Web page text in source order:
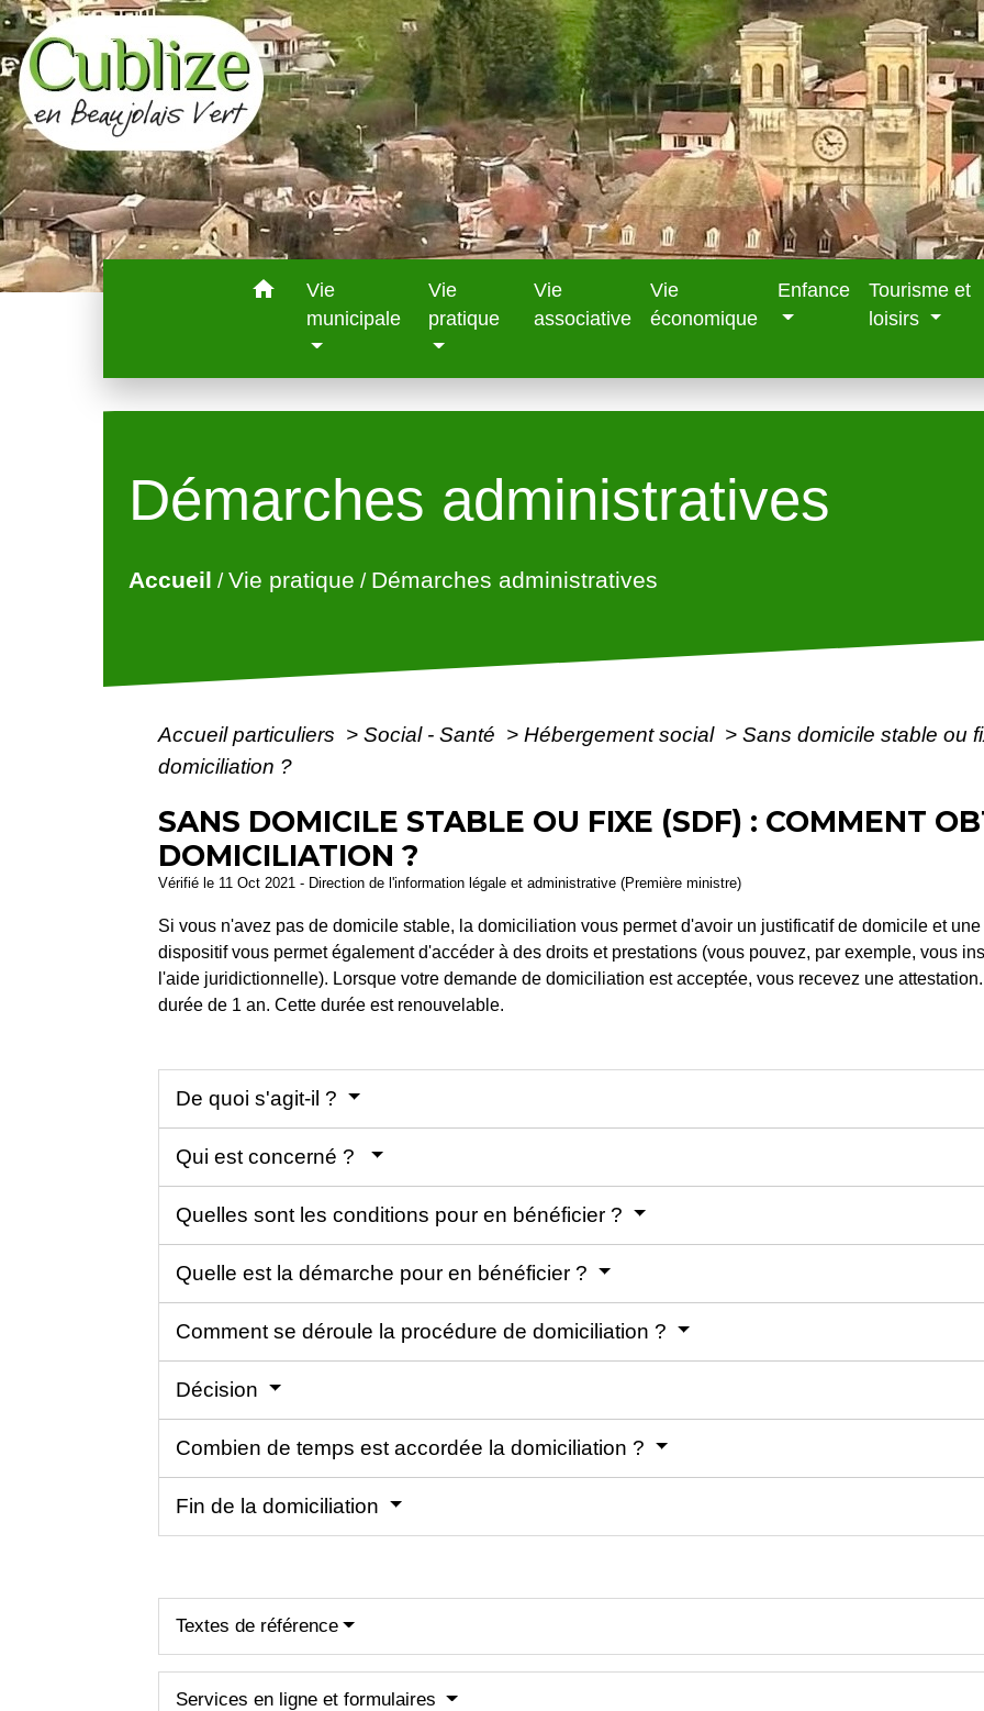
home
Vie
municipale
Vie
pratique
Vie
associative
Vie
économique
Enfance
Tourisme et
loisirs
Démarches administratives
Accueil /Vie pratique / Démarches administratives
Accueil particuliers > Social - Santé > Hébergement social > Sans domicile stable ou
domiciliation ?
SANS DOMICILE STABLE OU FIXE (SDF) : COMMENT
DOMICILIATION ?
Vérifié le 11 Oct 2021 - Direction de l'information légale et administrative (Première ministre)
Si vous n'avez pas de domicile stable, la domiciliation vous permet d'avoir un justificatif de domicile et
dispositif vous permet également d'accéder à des droits et prestations (vous pouvez, par exemple, vous
l'aide juridictionnelle). Lorsque votre demande de domiciliation est acceptée, vous recevez une
durée de 1 an. Cette durée est renouvelable.
De quoi s'agit-il ?
Qui est concerné ?
Quelles sont les conditions pour en bénéficier ?
Quelle est la démarche pour en bénéficier ?
Comment se déroule la procédure de domiciliation ?
Décision
Combien de temps est accordée la domiciliation ?
Fin de la domiciliation
Textes de référence
Services en ligne et formulaires